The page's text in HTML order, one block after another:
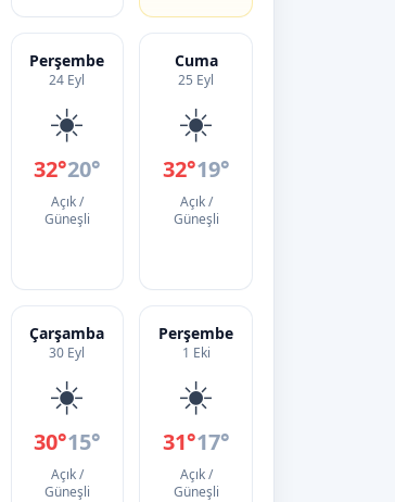
Perşembe
24 Eyl
☀️
32°20°
Açık /
Güneşli
Cuma
25 Eyl
☀️
32°19°
Açık /
Güneşli
Çarşamba
30 Eyl
☀️
30°15°
Açık /
Güneşli
Perşembe
1 Eki
☀️
31°17°
Açık /
Güneşli